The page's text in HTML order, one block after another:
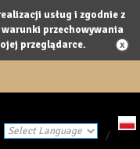
usług i zgodnie z
warunki przechowywania
przeglądarce.
/